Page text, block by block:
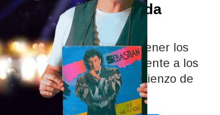
$85.000 para la Ayuda
Escolar 2026
La decisión apunta a sostener los
ingresos de las familias frente a los
gastos que implica el comienzo de
clases.